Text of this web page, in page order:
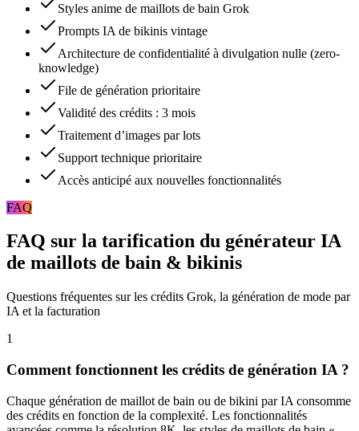
Styles anime de maillots de bain Grok
Prompts IA de bikinis vintage
Architecture de confidentialité à divulgation nulle (zero-
knowledge)
File de génération prioritaire
Validité des crédits : 3 mois
Traitement d’images par lots
Support technique prioritaire
Accès anticipé aux nouvelles fonctionnalités
FAQ
FAQ sur la tarification du générateur IA
de maillots de bain & bikinis
Questions fréquentes sur les crédits Grok, la génération de mode par
IA et la facturation
1
Comment fonctionnent les crédits de génération IA ?
Chaque génération de maillot de bain ou de bikini par IA consomme
des crédits en fonction de la complexité. Les fonctionnalités